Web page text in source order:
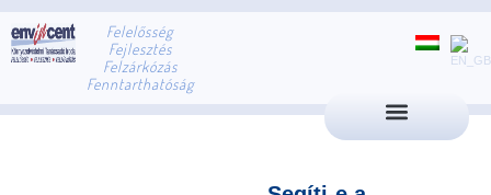
Felelősség
Fejlesztés
Felzárkózás
Fenntarthatóság